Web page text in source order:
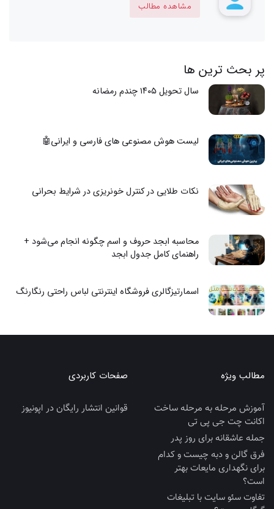
مشاهده مطالب
پر بحث ترین ها
سال تحویل ۱۴۰۵ چندم رمضانه
لیست هوش مصنوعی های فارسی و ایرانی🤖
نکات طلایی در کنترل خونریزی در شرایط بحرانی
محاسبه ابجد حروف و اسم چگونه انجام می‌شود +
راهنمای کامل جدول ابجد
اسمارتیزگالری فروشگاه اینترنتی لباس راحتی رنگارنگ
مطالب ویژه
آموزش مرحله به مرحله ساخت
اکانت چت جی پی تی
جمله عاشقانه برای روز پدر
فرق گالن و دبه چیست و کدام
برای نگهداری مایعات بهتر
است؟
تفاوت سئو سایت با تبلیغات
صفحات کاربردی
قوانین انتشار رایگان در اپونیوز